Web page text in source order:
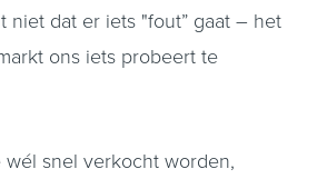
niet dat er iets "fout” gaat – het
ons iets probeert te
snel verkocht worden,